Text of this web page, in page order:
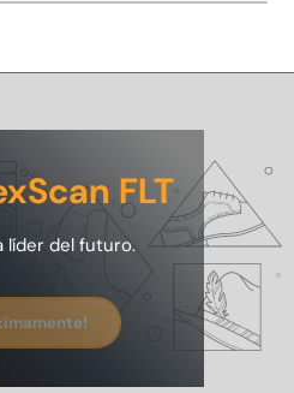
FLT
líder del futuro.